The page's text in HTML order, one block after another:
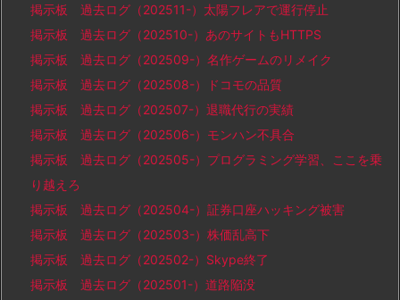
掲示板 過去ログ（202511-）太陽フレアで運行停止
掲示板 過去ログ（202510-）あのサイトもHTTPS
掲示板 過去ログ（202509-）名作ゲームのリメイク
掲示板 過去ログ（202508-）ドコモの品質
掲示板 過去ログ（202507-）退職代行の実績
掲示板 過去ログ（202506-）モンハン不具合
掲示板 過去ログ（202505-）プログラミング学習、ここを乗
り越えろ
掲示板 過去ログ（202504-）証券口座ハッキング被害
掲示板 過去ログ（202503-）株価乱高下
掲示板 過去ログ（202502-）Skype終了
掲示板 過去ログ（202501-）道路陥没